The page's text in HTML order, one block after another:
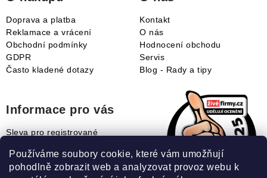
Používáme soubory cookie, které vám umožňují
pohodlně zobrazit web a analyzovat provoz webu k
Doprava a platba
Reklamace a vrácení
Obchodní podmínky
GDPR
Často kladené dotazy
Kontakt
O nás
Hodnocení obchodu
Servis
Blog - Rady a tipy
Informace pro vás
Sleva pro registrované
Jak uplatnit slevový kupón?
Jak nakupovat?